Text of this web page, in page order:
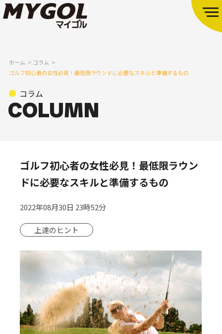
ホーム
コラム
ゴルフ初心者の女性必見！最低限ラウンドに必要なスキルと準備するもの
コラム
ゴルフ初心者の女性必見！最低限ラウン
ドに必要なスキルと準備するもの
2022年08月30日 23時52分
上達のヒント